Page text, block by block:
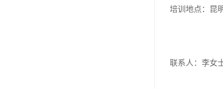
培训地点：昆
联系人：李女